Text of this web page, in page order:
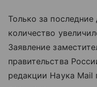
Только за
количество
Заявление
правительства
редакции Наука Mail